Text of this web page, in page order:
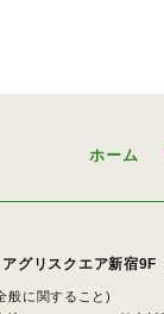
ホーム
アグリスクエア新宿9F
般に関すること)